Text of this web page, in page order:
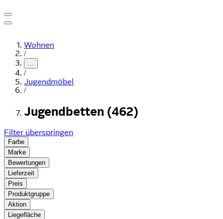
Wohnen
/
...
/
Jugendmöbel
/
Jugendbetten (462)
Filter überspringen
Farbe
Marke
Bewertungen
Lieferzeit
Preis
Produktgruppe
Aktion
Liegefläche